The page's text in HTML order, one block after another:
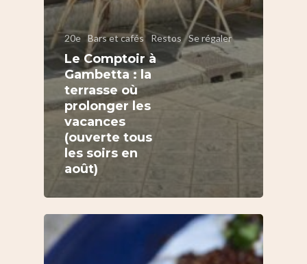
20e Bars et cafés Restos Se régaler
Le Comptoir à
Gambetta : la
terrasse où
prolonger les
vacances
(ouverte tous
les soirs en
août)